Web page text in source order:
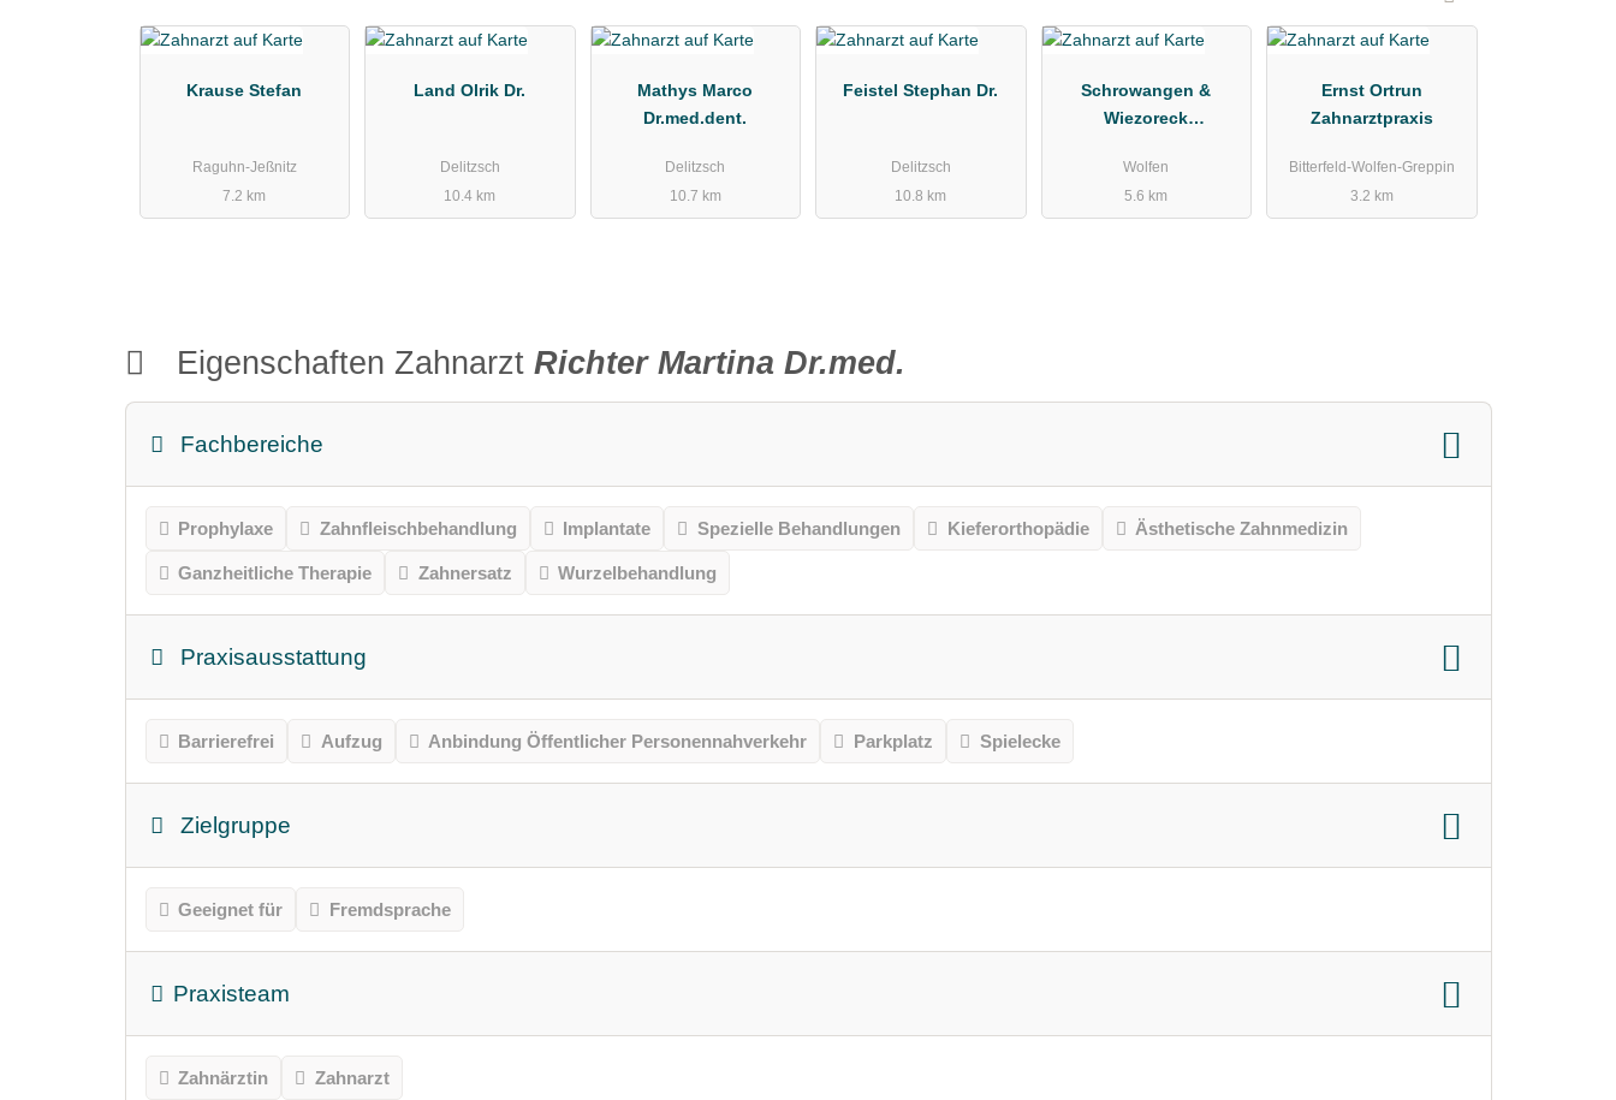
Krause Stefan
Raguhn-Jeßnitz
7.2 km
Land Olrik Dr.
Delitzsch
10.4 km
Mathys Marco
Dr.med.dent.
Delitzsch
10.7 km
Feistel Stephan Dr.
Delitzsch
10.8 km
Schrowangen &
Wiezoreck
chaft mbH
Wolfen
5.6 km
Ernst Ortrun
Zahnarztpraxis
Bitterfeld-Wolfen-Greppin
3.2 km
Eigenschaften ZahnarztRichter Martina Dr.med.
Fachbereiche
Prophylaxe Zahnfleischbehandlung Implantate Spezielle Behandlungen Kieferorthopädie Ästhetische Zahnmedizin
Ganzheitliche Therapie Zahnersatz Wurzelbehandlung
Praxisausstattung
Barrierefrei Aufzug Anbindung Öffentlicher Personennahverkehr Parkplatz Spielecke
Zielgruppe
Geeignet für Fremdsprache
Praxisteam
Zahnärztin
Zahnarzt